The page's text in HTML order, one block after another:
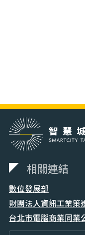
相關連結
數位發展部
財團法人資訊工業策
台北市電腦商業同業